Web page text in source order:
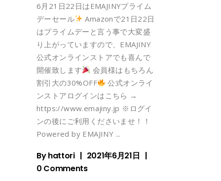
6月21日22日はEMAJINYプライム
デーセール
Amazonで21日22日
はプライムデーと言う事で大変盛
り上がっていますので、EMAJINY
公式オンラインストアでも喜んで
開催致します
会員様はもちろん
割引大の30%OFF
公式オンライ
ンストアログインはこちら →
https://www.emajiny.jp ※ログイ
ンの後にご利用くださいませ！！
Powered by EMAJINY
Byhattori
2021年6月21日
0 Comments